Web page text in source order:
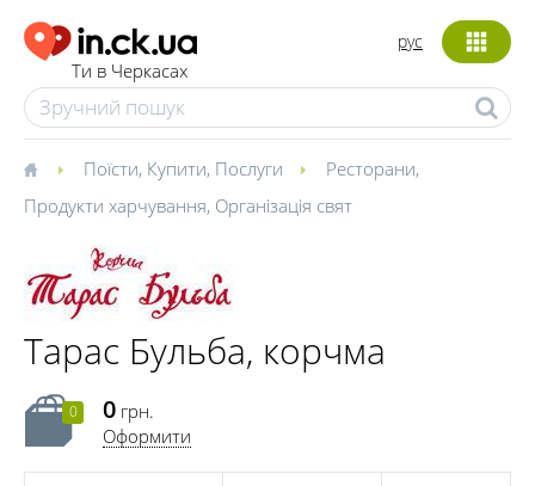
Ти в Черкасах
рус
Поїсти, Купити, Послуги Ресторани,
Продукти харчування, Організація свят
Тарас Бульба, корчма
0 0 грн.
Оформити